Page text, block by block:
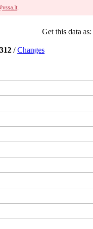
.
Get this data as:
/Changes